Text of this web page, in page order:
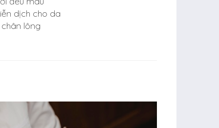
dịch cho da
lông